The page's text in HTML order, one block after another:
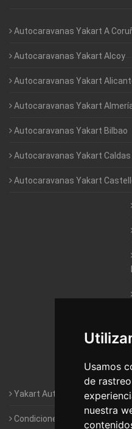
Usamos
de
nuestra
Autocaravanas Yakart A
Autocaravanas Yakart Alcoy
Autocaravanas Yakart
Autocaravanas Yakart
Autocaravanas Yakart Bilbao
Autocaravanas Yakart Caldas
Autocaravanas Yakart
Yakart Autocaravanas · La
Condiciones de Alquiler de